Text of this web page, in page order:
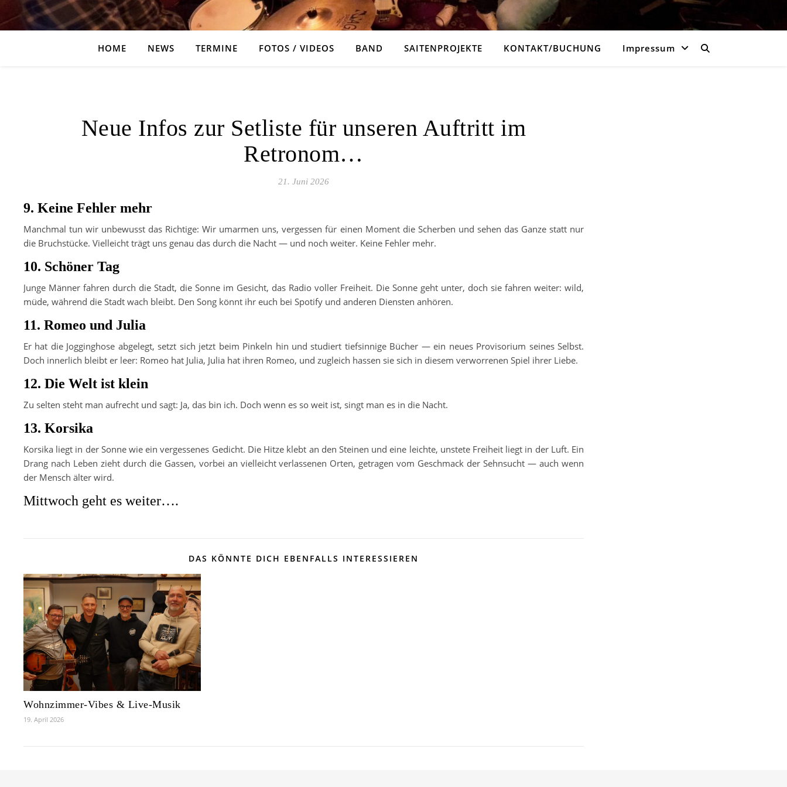
HOME NEWS TERMINE FOTOS / VIDEOS BAND SAITENPROJEKTE KONTAKT/BUCHUNG Impressum
Neue Infos zur Setliste für unseren Auftritt im
Retronom…
21. Juni 2026
9. Keine Fehler mehr
Manchmal tun wir unbewusst das Richtige: Wir umarmen uns, vergessen für einen Moment die Scherben und sehen das Ganze statt nur
die Bruchstücke. Vielleicht trägt uns genau das durch die Nacht — und noch weiter. Keine Fehler mehr.
10. Schöner Tag
Junge Männer fahren durch die Stadt, die Sonne im Gesicht, das Radio voller Freiheit. Die Sonne geht unter, doch sie fahren weiter: wild,
müde, während die Stadt wach bleibt. Den Song könnt ihr euch bei Spotify und anderen Diensten anhören.
11. Romeo und Julia
Er hat die Jogginghose abgelegt, setzt sich jetzt beim Pinkeln hin und studiert tiefsinnige Bücher — ein neues Provisorium seines Selbst.
Doch innerlich bleibt er leer: Romeo hat Julia, Julia hat ihren Romeo, und zugleich hassen sie sich in diesem verworrenen Spiel ihrer Liebe.
12. Die Welt ist klein
Zu selten steht man aufrecht und sagt: Ja, das bin ich. Doch wenn es so weit ist, singt man es in die Nacht.
13. Korsika
Korsika liegt in der Sonne wie ein vergessenes Gedicht. Die Hitze klebt an den Steinen und eine leichte, unstete Freiheit liegt in der Luft. Ein
Drang nach Leben zieht durch die Gassen, vorbei an vielleicht verlassenen Orten, getragen vom Geschmack der Sehnsucht — auch wenn
der Mensch älter wird.
Mittwoch geht es weiter….
DAS KÖNNTE DICH EBENFALLS INTERESSIEREN
Wohnzimmer-Vibes & Live-Musik
19. April 2026